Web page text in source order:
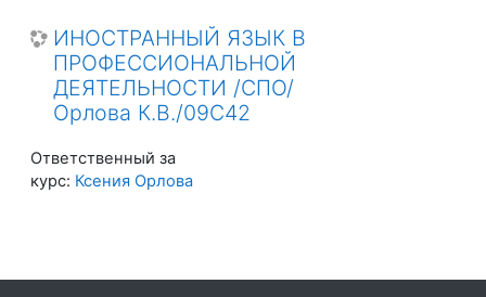
ИНОСТРАННЫЙ ЯЗЫК В
ПРОФЕССИОНАЛЬНОЙ
ДЕЯТЕЛЬНОСТИ /СПО/
Орлова К.В./09С42
Ответственный за
курс: Ксения Орлова